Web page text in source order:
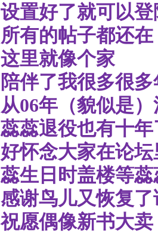
设置好了就可以登
所有的帖子都还
这里就像个家
陪伴了我很多很多
从06年（貌似是
蕊蕊退役也有十年
好怀念大家在论
蕊生日时盖楼等
感谢鸟儿又恢复了
祝愿偶像新书大卖